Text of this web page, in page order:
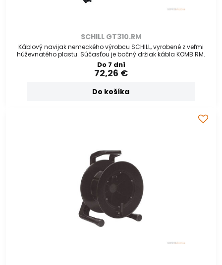
SCHILL GT310.RM
Káblový navijak nemeckého výrobcu SCHILL, vyrobené z veľmi
húževnatého plastu. Súčasťou je bočný držiak kábla KOMB.RM.
Do 7 dní
72,26 €
Do košíka